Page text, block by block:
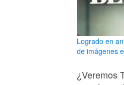
Logrado en
de imágenes
¿Veremos